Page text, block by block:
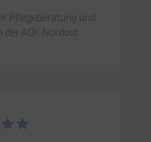
Pflegeberatung und
AOK Nordost
 